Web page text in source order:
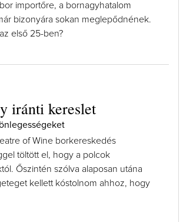
importőre, a bornagyhatalom
bizonyára sokan meglepődnének.
első 25-ben?
iránti kereslet
of Wine borkereskedés
töltött el, hogy a polcok
Őszintén szólva alaposan utána
kellett kóstolnom ahhoz, hogy